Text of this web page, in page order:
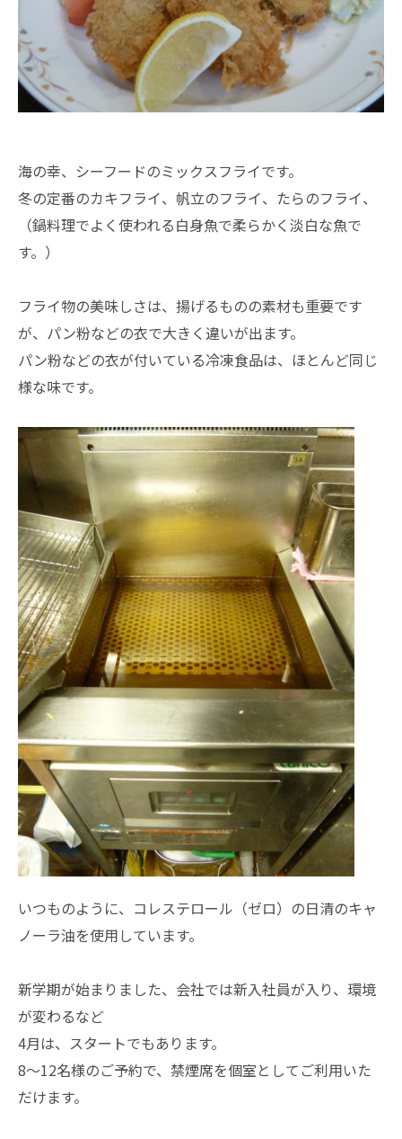
海の幸、シーフードのミックスフライです。
冬の定番のカキフライ、帆立のフライ、たらのフライ、
（鍋料理でよく使われる白身魚で柔らかく淡白な魚で
す。）
フライ物の美味しさは、揚げるものの素材も重要です
が、パン粉などの衣で大きく違いが出ます。
パン粉などの衣が付いている冷凍食品は、ほとんど同じ
様な味です。
いつものように、コレステロール（ゼロ）の日清のキャ
ノーラ油を使用しています。
新学期が始まりました、会社では新入社員が入り、環境
が変わるなど
4月は、スタートでもあります。
8～12名様のご予約で、禁煙席を個室としてご利用いた
だけます。